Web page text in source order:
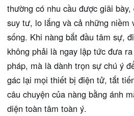
thường có nhu cầu được giãi
suy tư, lo lắng và cả những niềm
sống. Khi nàng bắt đầu tâm sự,
không phải là ngay lập tức đưa
pháp, mà là dành trọn sự chú ý
gác lại mọi thiết bị điện tử, tắt
câu chuyện của nàng bằng ánh
diện toàn tâm toàn ý.